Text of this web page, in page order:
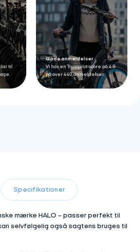
til
Gode anmeldelser
Vi har en Trustpilot score på 4.9
på over 440 anmeldelser.
Specifikationer
mærke HALO – passer perfekt til
selvfølgelig også sagtens bruges til